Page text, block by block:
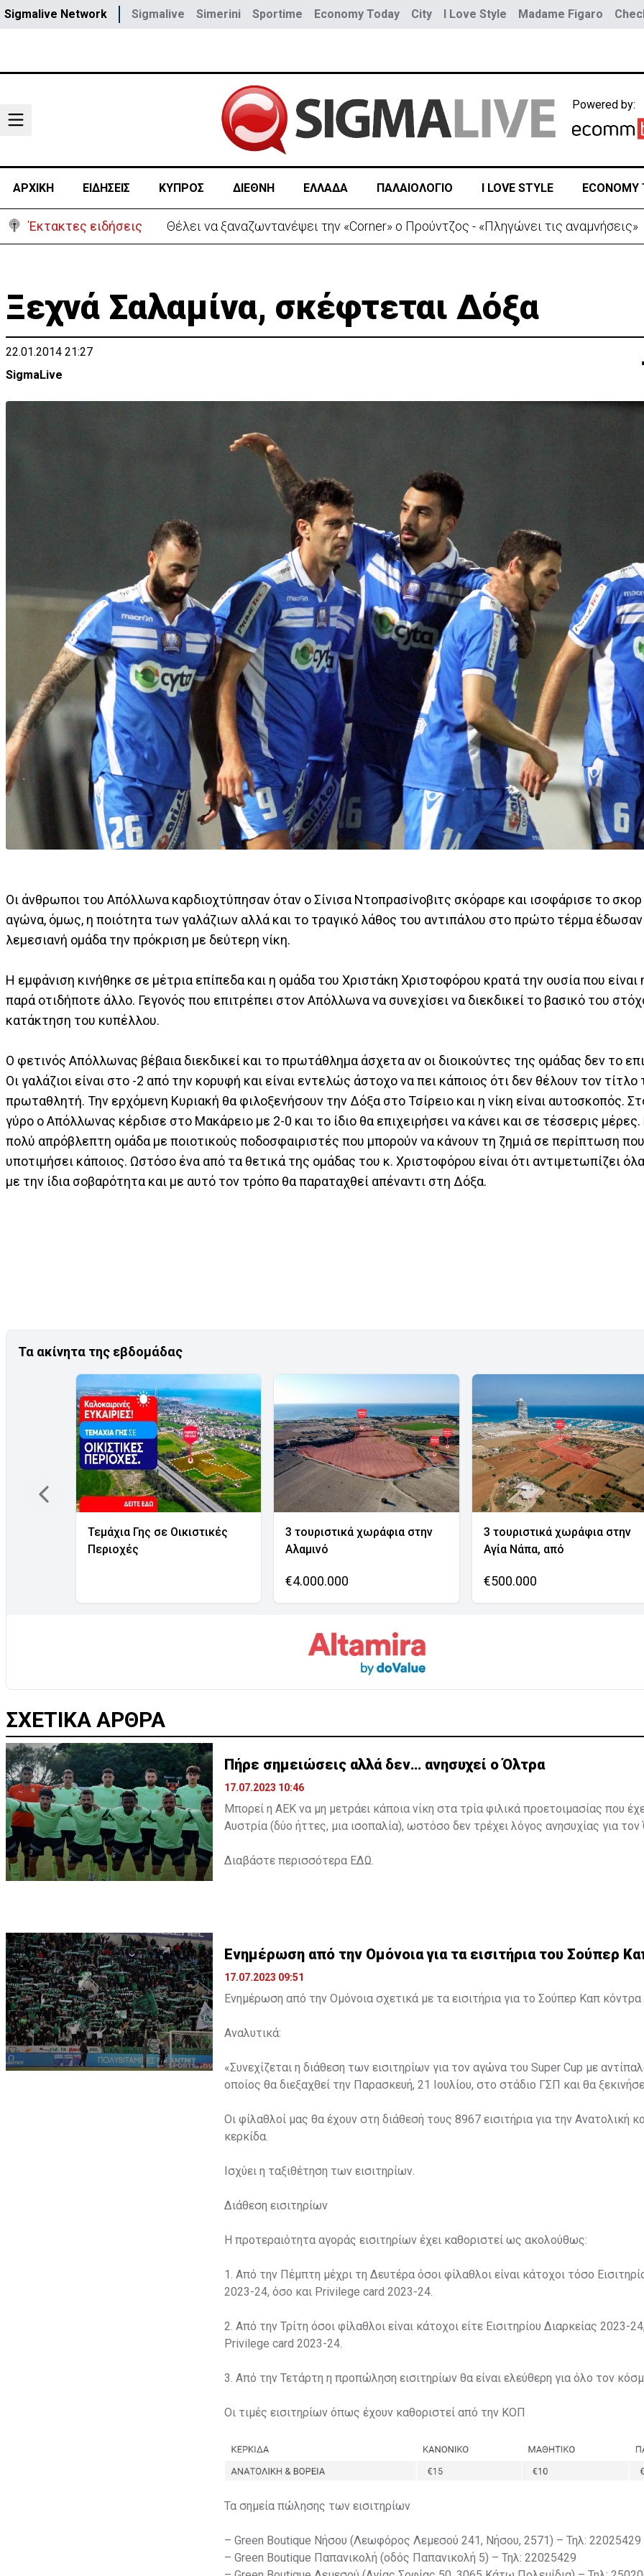
Sigmalive Network Sigmalive Simerini Sportime Economy Today City I Love Style Madame Figaro
Powered by:
ΑΡΧΙΚΗ ΕΙΔΗΣΕΙΣ ΚΥΠΡΟΣ ΔΙΕΘΝΗ ΕΛΛΑΔΑ ΠΑΛΑΙΟΛΟΓΙΟ I LOVE STYLE ECONOMY
Έκτακτες ειδήσεις Θέλει να ξαναζωντανέψει την «Corner» o Προύντζος - «Πληγώνει τις αναμνήσεις»
Ξεχνά Σαλαμίνα, σκέφτεται Δόξα
22.01.2014 21:27
SigmaLive
Οι άνθρωποι του Απόλλωνα καρδιοχτύπησαν όταν ο Σίνισα Ντοπρασίνοβιτς σκόραρε και ισοφάρισε το
αγώνα, όμως, η ποιότητα των γαλάζιων αλλά και το τραγικό λάθος του αντιπάλου στο πρώτο τέρμα
λεμεσιανή ομάδα την πρόκριση με δεύτερη νίκη.
Η εμφάνιση κινήθηκε σε μέτρια επίπεδα και η ομάδα του Χριστάκη Χριστοφόρου κρατά την ουσία που είναι
παρά οτιδήποτε άλλο. Γεγονός που επιτρέπει στον Απόλλωνα να συνεχίσει να διεκδικεί το βασικό του
κατάκτηση του κυπέλλου.
Ο φετινός Απόλλωνας βέβαια διεκδικεί και το πρωτάθλημα άσχετα αν οι διοικούντες της ομάδας δεν το
Οι γαλάζιοι είναι στο -2 από την κορυφή και είναι εντελώς άστοχο να πει κάποιος ότι δεν θέλουν τον τίτλο
πρωταθλητή. Την ερχόμενη Κυριακή θα φιλοξενήσουν την Δόξα στο Τσίρειο και η νίκη είναι αυτοσκοπός.
γύρο ο Απόλλωνας κέρδισε στο Μακάρειο με 2-0 και το ίδιο θα επιχειρήσει να κάνει και σε τέσσερις μέρες.
πολύ απρόβλεπτη ομάδα με ποιοτικούς ποδοσφαιριστές που μπορούν να κάνουν τη ζημιά σε περίπτωση
υποτιμήσει κάποιος. Ωστόσο ένα από τα θετικά της ομάδας του κ. Χριστοφόρου είναι ότι αντιμετωπίζει όλα
με την ίδια σοβαρότητα και με αυτό τον τρόπο θα παραταχθεί απέναντι στη Δόξα.
Τα ακίνητα της εβδομάδας
Τεμάχια Γης σε Οικιστικές
Περιοχές
3 τουριστικά χωράφια στην
Αλαμινό
€4.000.000
3 τουριστικά χωράφια στην
Αγία Νάπα, από
€500.000
ΣΧΕΤΙΚΑ ΑΡΘΡΑ
Πήρε σημειώσεις αλλά δεν… ανησυχεί ο Όλτρα
17.07.2023 10:46
Μπορεί η ΑΕΚ να μη μετράει κάποια νίκη στα τρία φιλικά προετοιμασίας που
Αυστρία (δύο ήττες, μια ισοπαλία), ωστόσο δεν τρέχει λόγος ανησυχίας για τον
Διαβάστε περισσότερα ΕΔΩ
Ενημέρωση από την Ομόνοια για τα εισιτήρια του Σούπερ
17.07.2023 09:51
Ενημέρωση από την Ομόνοια σχετικά με τα εισιτήρια για το Σούπερ Καπ κόντρα
Αναλυτικά:
«Συνεχίζεται η διάθεση των εισιτηρίων για τον αγώνα του Super Cup με
οποίος θα διεξαχθεί την Παρασκευή, 21 Ιουλίου, στο στάδιο ΓΣΠ και θα
Οι φίλαθλοί μας θα έχουν στη διάθεσή τους 8967 εισιτήρια για την Ανατολική
κερκίδα.
Ισχύει η ταξιθέτηση των εισιτηρίων.
Διάθεση εισιτηρίων
Η προτεραιότητα αγοράς εισιτηρίων έχει καθοριστεί ως ακολούθως:
1. Από την Πέμπτη μέχρι τη Δευτέρα όσοι φίλαθλοι είναι κάτοχοι τόσο
2023-24, όσο και Privilege card 2023-24.
2. Από την Τρίτη όσοι φίλαθλοι είναι κάτοχοι είτε Εισιτηρίου Διαρκείας 2023-
Privilege card 2023-24.
3. Από την Τετάρτη η προπώληση εισιτηρίων θα είναι ελεύθερη για όλο τον
Οι τιμές εισιτηρίων όπως έχουν καθοριστεί από την ΚΟΠ
Τα σημεία πώλησης των εισιτηρίων
– Green Boutique Νήσου (Λεωφόρος Λεμεσού 241, Νήσου, 2571) – Τηλ: 22025429
– Green Boutique Παπανικολή (οδός Παπανικολή 5) – Τηλ: 22025429